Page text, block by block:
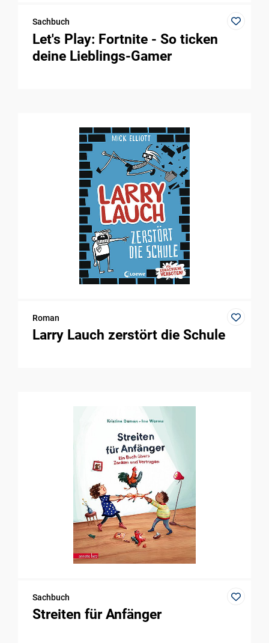
Sachbuch
Let's Play: Fortnite - So ticken
deine Lieblings-Gamer
Roman
Larry Lauch zerstört die Schule
Sachbuch
Streiten für Anfänger